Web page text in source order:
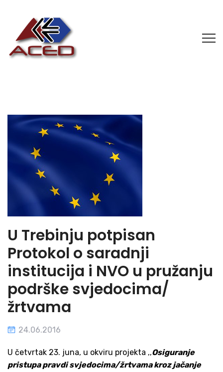
U Trebinju potpisan
Protokol o saradnji
institucija i NVO u pružanju
podrške svjedocima/
žrtvama
24.06.2016
U četvrtak 23. juna, u okviru projekta ,,Osiguranje
pristupa pravdi svjedocima/žrtvama kroz jačanje